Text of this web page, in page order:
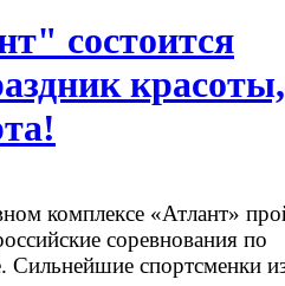
состоится
красоты,
комплексе «Атлант»
соревнования по
Сильнейшие спортсменки